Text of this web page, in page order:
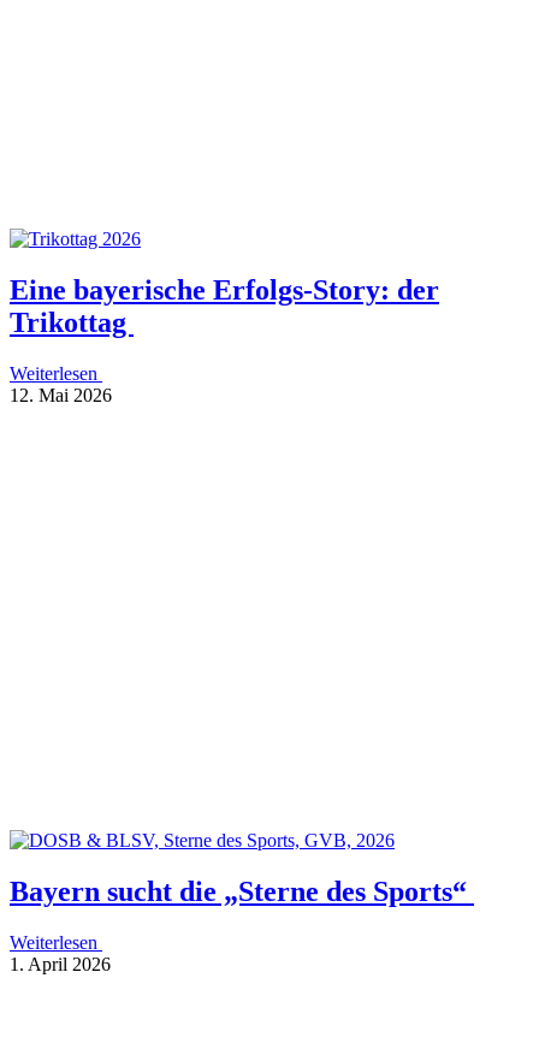
Eine baye­ri­sche Erfolgs-Story: der
Trikottag
Weiterlesen
12. Mai 2026
Bayern sucht die „Sterne des Sports“
Weiterlesen
1. April 2026